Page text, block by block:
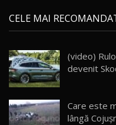
21
Micul
16:59
22
Noua
26:59
23
Lynk &
25:19
CELE MAI
(video)
devenit
Care este
lângă